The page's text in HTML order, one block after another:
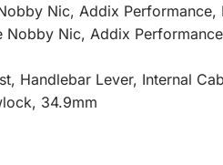
Nic, Addix Performance,
Nobby Nic, Addix
Handlebar Lever, Internal
34.9mm